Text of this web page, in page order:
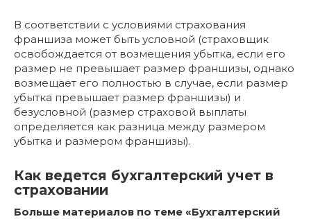
В соответствии с условиями страхования
франшиза может быть условной (страховщик
освобождается от возмещения убытка, если его
размер не превышает размер франшизы, однако
возмещает его полностью в случае, если размер
убытка превышает размер франшизы) и
безусловной (размер страховой выплаты
определяется как разница между размером
убытка и размером франшизы).
Как ведется бухгалтерский учет в
страховании
Больше материалов по теме «Бухгалтерский